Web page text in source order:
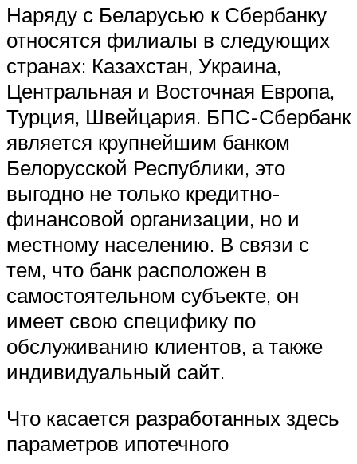
Наряду с Беларусью к Сбербанку
относятся филиалы в следующих
странах: Казахстан, Украина,
Центральная и Восточная Европа,
Турция, Швейцария. БПС-Сбербанк
является крупнейшим банком
Белорусской Республики, это
выгодно не только кредитно-
финансовой организации, но и
местному населению. В связи с
тем, что банк расположен в
самостоятельном субъекте, он
имеет свою специфику по
обслуживанию клиентов, а также
индивидуальный сайт.
Что касается разработанных здесь
параметров ипотечного